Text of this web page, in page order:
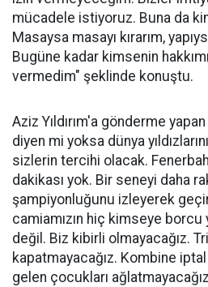
mücadele istiyoruz. Buna da
Masaysa masayı kırarım,
Bugüne kadar kimsenin
vermedim" şeklinde konuştu.
Aziz Yıldırım'a gönderme
diyen mi yoksa dünya
sizlerin tercihi olacak.
dakikası yok. Bir seneyi daha
şampiyonluğunu izleyerek
camiamızın hiç kimseye borcu
değil. Biz kibirli olmayacağız.
kapatmayacağız. Kombine
gelen çocukları